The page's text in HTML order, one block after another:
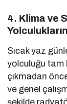
4. Klima ve
Sıcak yaz
yolculuğu tam
çıkmadan
ve genel